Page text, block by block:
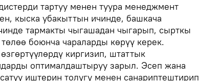
тартуу менен туура менеджмент
кыска убакыттын ичинде, башкача
тармакты чыгашадан чыгарып, сырткы
боюнча чараларды көрүү керек.
киргизип, штаттык
оптималдаштыруу зарыл. Эсеп жана
иштерин толугу менен санариптештирип